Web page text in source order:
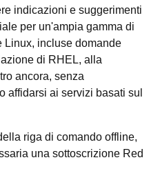
indicazioni e suggerimenti
per un'ampia gamma di
Linux, incluse domande
di RHEL, alla
ancora, senza
affidarsi ai servizi basati sul
riga di comando offline,
una sottoscrizione Red